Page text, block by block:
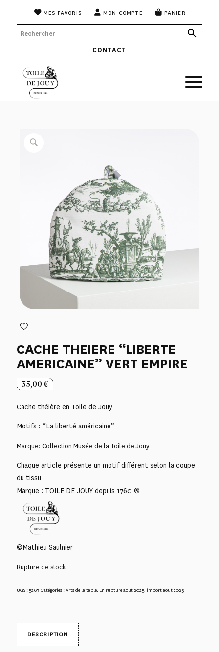
MES FAVORIS MON COMPTE PANIER
CONTACT
CACHE THEIERE “LIBERTE
AMERICAINE” VERT EMPIRE
35,00€
Cache théière en Toile de Jouy
Motifs : “La liberté américaine”
Marque: Collection Musée de la Toile de Jouy
Chaque article présente un motif différent selon la coupe
du tissu
Marque : TOILE DE JOUY depuis 1760 ®
©Mathieu Saulnier
Rupture de stock
UGS : 5267 Catégories :Arts de la table, En rupture aout 2025, import aout 2025
DESCRIPTION